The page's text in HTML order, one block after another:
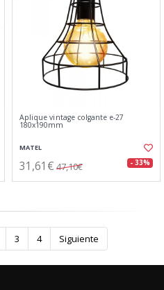
Aplique vintage colgante e-27
180x190mm
MATEL
31,61€ 47,10€ - 33%
3 4 Siguiente